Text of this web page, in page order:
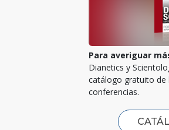
Para averiguar
Dianetics y
catálogo gratuito de
conferencias.